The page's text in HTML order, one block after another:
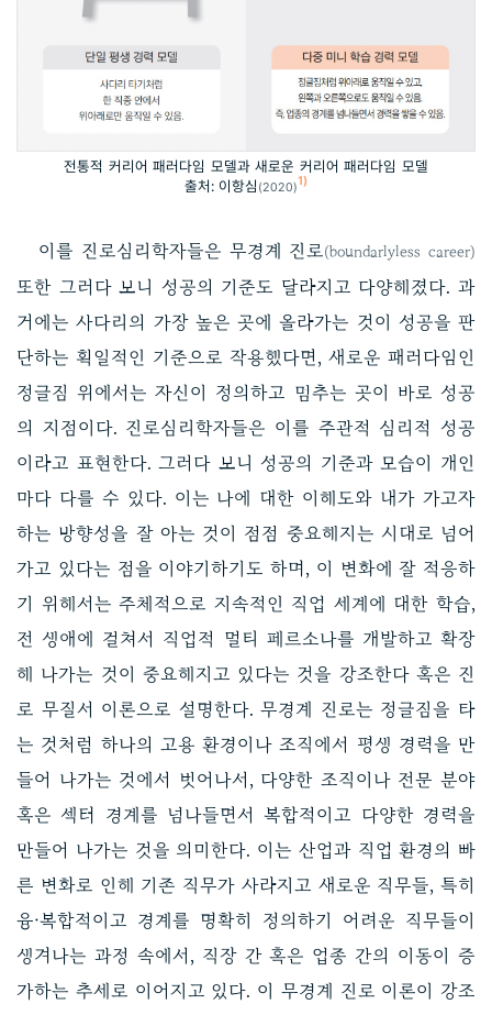
전통적 커리어 패러다임 모델과 새로운 커리어 패러다임 모델
출처: 이항심 (2020)1)
이를 진로심리학자들은 무경계 진로 (boundarlyless career)
또한 그러다 보니 성공의 기준도 달라지고 다양해졌다. 과
거에는 사다리의 가장 높은 곳에 올라가는 것이 성공을 판
단하는 획일적인 기준으로 작용했다면, 새로운 패러다임인
정글짐 위에서는 자신이 정의하고 멈추는 곳이 바로 성공
의 지점이다. 진로심리학자들은 이를 주관적 심리적 성공
이라고 표현한다. 그러다 보니 성공의 기준과 모습이 개인
마다 다를 수 있다. 이는 나에 대한 이해도와 내가 가고자
하는 방향성을 잘 아는 것이 점점 중요해지는 시대로 넘어
가고 있다는 점을 이야기하기도 하며, 이 변화에 잘 적응하
기 위해서는 주체적으로 지속적인 직업 세계에 대한 학습,
전 생애에 걸쳐서 직업적 멀티 페르소나를 개발하고 확장
해 나가는 것이 중요해지고 있다는 것을 강조한다 혹은 진
로 무질서 이론으로 설명한다. 무경계 진로는 정글짐을 타
는 것처럼 하나의 고용 환경이나 조직에서 평생 경력을 만
들어 나가는 것에서 벗어나서, 다양한 조직이나 전문 분야
혹은 섹터 경계를 넘나들면서 복합적이고 다양한 경력을
만들어 나가는 것을 의미한다. 이는 산업과 직업 환경의 빠
른 변화로 인해 기존 직무가 사라지고 새로운 직무들, 특히
융·복합적이고 경계를 명확히 정의하기 어려운 직무들이
생겨나는 과정 속에서, 직장 간 혹은 업종 간의 이동이 증
가하는 추세로 이어지고 있다. 이 무경계 진로 이론이 강조